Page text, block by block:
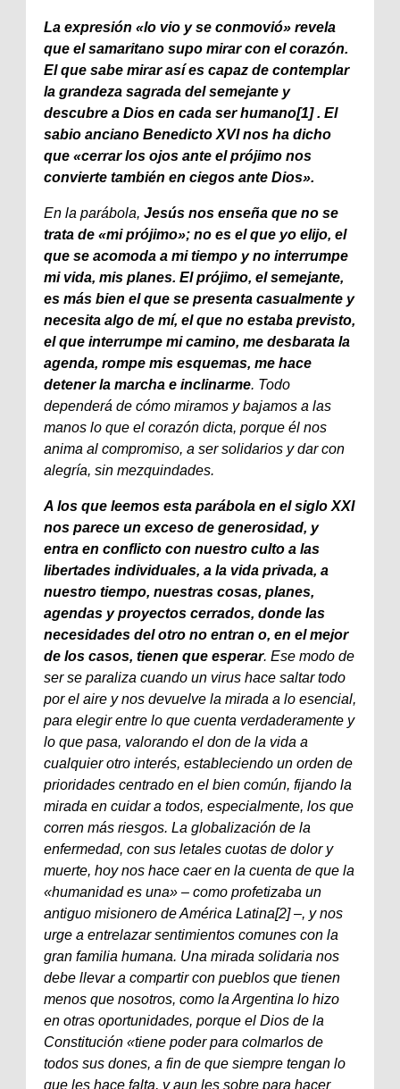
La expresión «lo vio y se conmovió» revela
que el samaritano supo mirar con el corazón.
El que sabe mirar así es capaz de contemplar
la grandeza sagrada del semejante y
descubre a Dios en cada ser humano[1] . El
sabio anciano Benedicto XVI nos ha dicho
que «cerrar los ojos ante el prójimo nos
convierte también en ciegos ante Dios».
En la parábola, Jesús nos enseña que no se
trata de «mi prójimo»; no es el que yo elijo, el
que se acomoda a mi tiempo y no interrumpe
mi vida, mis planes. El prójimo, el semejante,
es más bien el que se presenta casualmente y
necesita algo de mí, el que no estaba previsto,
el que interrumpe mi camino, me desbarata la
agenda, rompe mis esquemas, me hace
detener la marcha e inclinarme. Todo
dependerá de cómo miramos y bajamos a las
manos lo que el corazón dicta, porque él nos
anima al compromiso, a ser solidarios y dar con
alegría, sin mezquindades.
A los que leemos esta parábola en el siglo XXI
nos parece un exceso de generosidad, y
entra en conflicto con nuestro culto a las
libertades individuales, a la vida privada, a
nuestro tiempo, nuestras cosas, planes,
agendas y proyectos cerrados, donde las
necesidades del otro no entran o, en el mejor
de los casos, tienen que esperar. Ese modo de
ser se paraliza cuando un virus hace saltar todo
por el aire y nos devuelve la mirada a lo esencial,
para elegir entre lo que cuenta verdaderamente y
lo que pasa, valorando el don de la vida a
cualquier otro interés, estableciendo un orden de
prioridades centrado en el bien común, fijando la
mirada en cuidar a todos, especialmente, los que
corren más riesgos. La globalización de la
enfermedad, con sus letales cuotas de dolor y
muerte, hoy nos hace caer en la cuenta de que la
«humanidad es una» – como profetizaba un
antiguo misionero de América Latina[2] –, y nos
urge a entrelazar sentimientos comunes con la
gran familia humana. Una mirada solidaria nos
debe llevar a compartir con pueblos que tienen
menos que nosotros, como la Argentina lo hizo
en otras oportunidades, porque el Dios de la
Constitución «tiene poder para colmarlos de
todos sus dones, a fin de que siempre tengan lo
que les hace falta, y aun les sobre para hacer